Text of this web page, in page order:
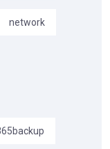
network